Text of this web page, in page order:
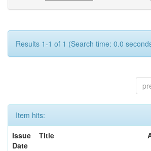
Results 1-1 of 1 (Search time: 0.0
Item hits:
Issue
Date
Title